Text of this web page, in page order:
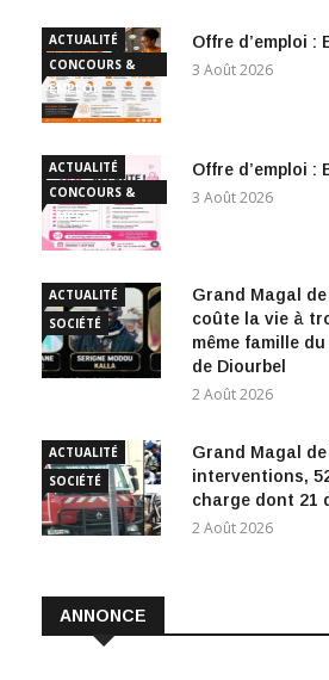
ACTUALITÉ
CONCOURS &
EMPLOI
Offre d’emploi :
3 Août 2026
ACTUALITÉ
CONCOURS &
EMPLOI
Offre d’emploi :
3 Août 2026
ACTUALITÉ
SOCIÉTÉ
Grand Magal
coûte la vie à
même famille
de Diourbel
2 Août 2026
ACTUALITÉ
SOCIÉTÉ
Grand Magal
interventions,
charge dont 21
2 Août 2026
ANNONCE